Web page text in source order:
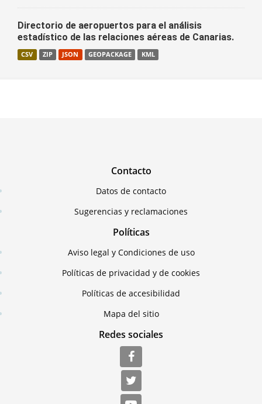
Directorio de aeropuertos para el análisis
estadístico de las relaciones aéreas de Canarias.
CSV ZIP JSON GEOPACKAGE KML
Contacto
Datos de contacto
Sugerencias y reclamaciones
Políticas
Aviso legal y Condiciones de uso
Políticas de privacidad y de cookies
Políticas de accesibilidad
Mapa del sitio
Redes sociales